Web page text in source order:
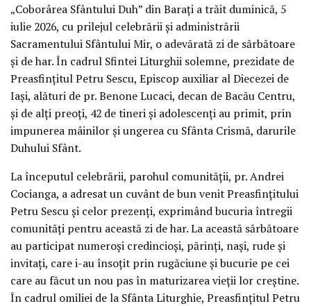
„Coborârea Sfântului Duh” din Barați a trăit duminică, 5
iulie 2026, cu prilejul celebrării și administrării
Sacramentului Sfântului Mir, o adevărată zi de sărbătoare
și de har. În cadrul Sfintei Liturghii solemne, prezidate de
Preasfințitul Petru Sescu, Episcop auxiliar al Diecezei de
Iași, alături de pr. Benone Lucaci, decan de Bacău Centru,
și de alți preoți, 42 de tineri și adolescenți au primit, prin
impunerea mâinilor și ungerea cu Sfânta Crismă, darurile
Duhului Sfânt.
La începutul celebrării, parohul comunității, pr. Andrei
Cocianga, a adresat un cuvânt de bun venit Preasfințitului
Petru Sescu și celor prezenți, exprimând bucuria întregii
comunități pentru această zi de har. La această sărbătoare
au participat numeroși credincioși, părinți, nași, rude și
invitați, care i-au însoțit prin rugăciune și bucurie pe cei
care au făcut un nou pas în maturizarea vieții lor creștine.
În cadrul omiliei de la Sfânta Liturghie, Preasfințitul Petru